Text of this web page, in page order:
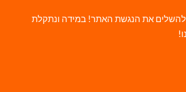
להשלים את הנגשת האתר! במידה ונתקלת